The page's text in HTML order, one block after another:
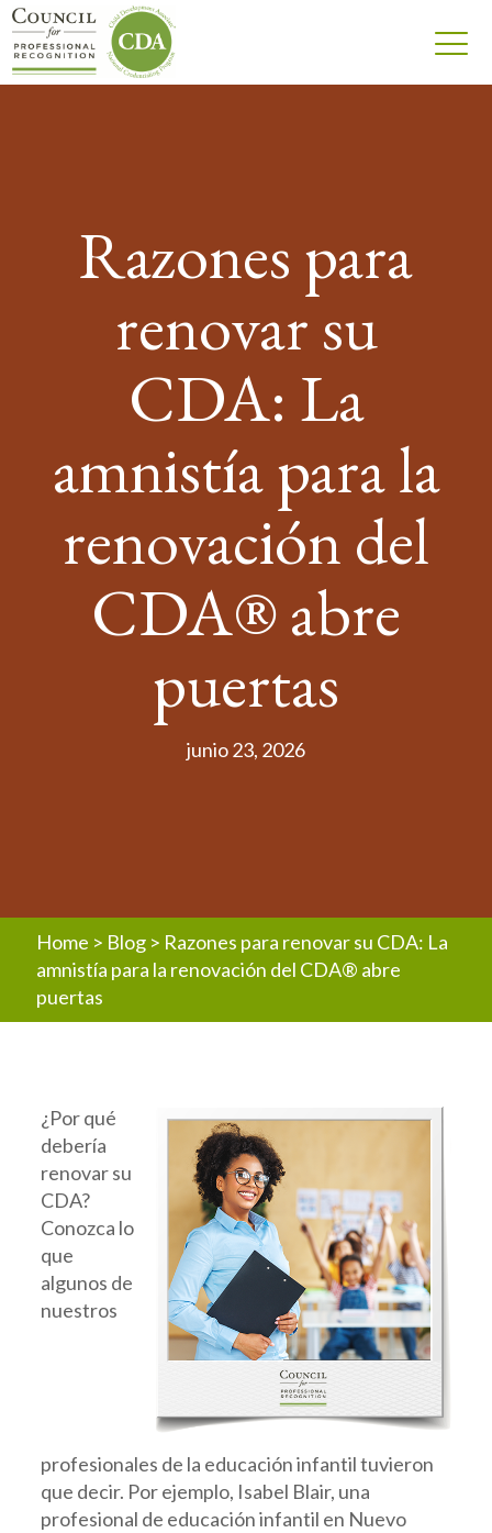
Razones para
renovar su
CDA: La
amnistía para la
renovación del
CDA® abre
puertas
junio 23, 2026
Home > Blog > Razones para renovar su CDA: La
amnistía para la renovación del CDA® abre
puertas
¿Por qué
debería
renovar su
CDA?
Conozca lo
que
algunos de
nuestros
profesionales de la educación infantil tuvieron
que decir. Por ejemplo, Isabel Blair, una
profesional de educación infantil en Nuevo